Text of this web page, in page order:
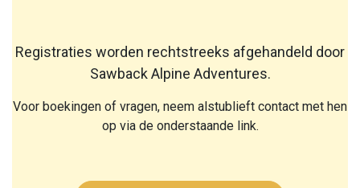
Registraties worden rechtstreeks afgehandeld door
Sawback Alpine Adventures.
Voor boekingen of vragen, neem alstublieft contact met hen
op via de onderstaande link.